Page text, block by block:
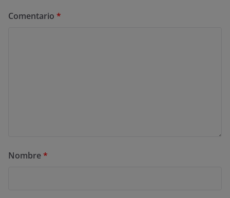
Comentario *
Nombre*